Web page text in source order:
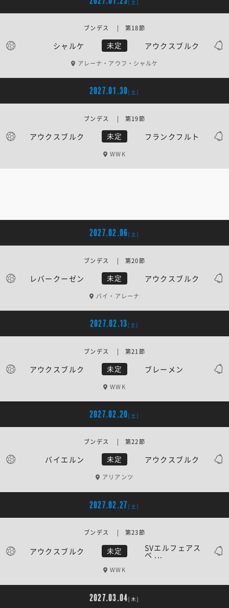
[土]
シャルケ 未定 アウクスブルク
ブンデス | 第18節
アレーナ・アウフ・シャルケ
2027.01.30[土]
アウクスブルク 未定 フランクフルト
ブンデス | 第19節
WWK
2027.02.06[土]
レバークーゼン 未定 アウクスブルク
ブンデス | 第20節
バイ・アレーナ
2027.02.13[土]
アウクスブルク 未定 ブレーメン
ブンデス | 第21節
WWK
2027.02.20[土]
バイエルン 未定 アウクスブルク
ブンデス | 第22節
アリアンツ
2027.02.27[土]
アウクスブルク 未定 SVエルフェアス
ベ ...
ブンデス | 第23節
WWK
2027.03.04[木]